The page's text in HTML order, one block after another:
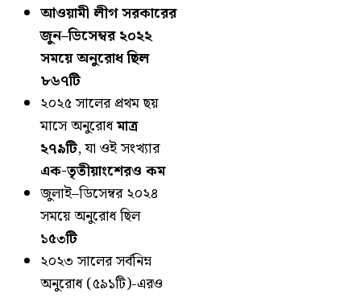
আওয়ামী লীগ সরকারের
জুন–ডিসেম্বর ২০২২
সময়ে অনুরোধ ছিল
৮৬৭টি
২০২৫ সালের প্রথম ছয়
মাসে অনুরোধমাত্র
২৭৯টি, যা ওই সংখ্যার
এক-তৃতীয়াংশেরও কম
জুলাই–ডিসেম্বর ২০২৪
সময়ে অনুরোধ ছিল
১৫৩টি
২০২৩ সালের সর্বনিম্ন
অনুরোধ (৫৯১টি)-এরও